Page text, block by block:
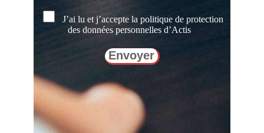
J’ai lu et j’accepte la politique de protection
des données personnelles d’Actis
champ
vide.